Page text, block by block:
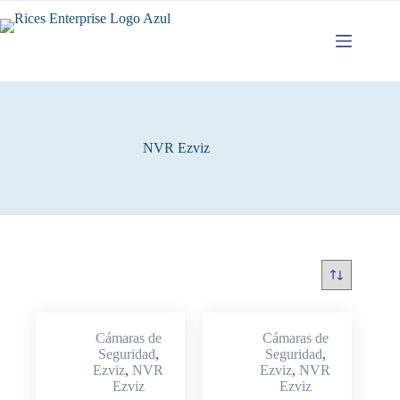
al
NVR Ezviz
Cámaras de
Seguridad,
Ezviz,NVR
Ezviz
Cámaras de
Seguridad,
Ezviz,NVR
Ezviz